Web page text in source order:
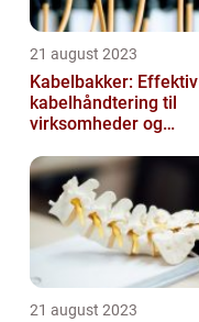
21 august 2023
Kabelbakker: Effektiv
kabelhåndtering til
virksomheder og
21 august 2023